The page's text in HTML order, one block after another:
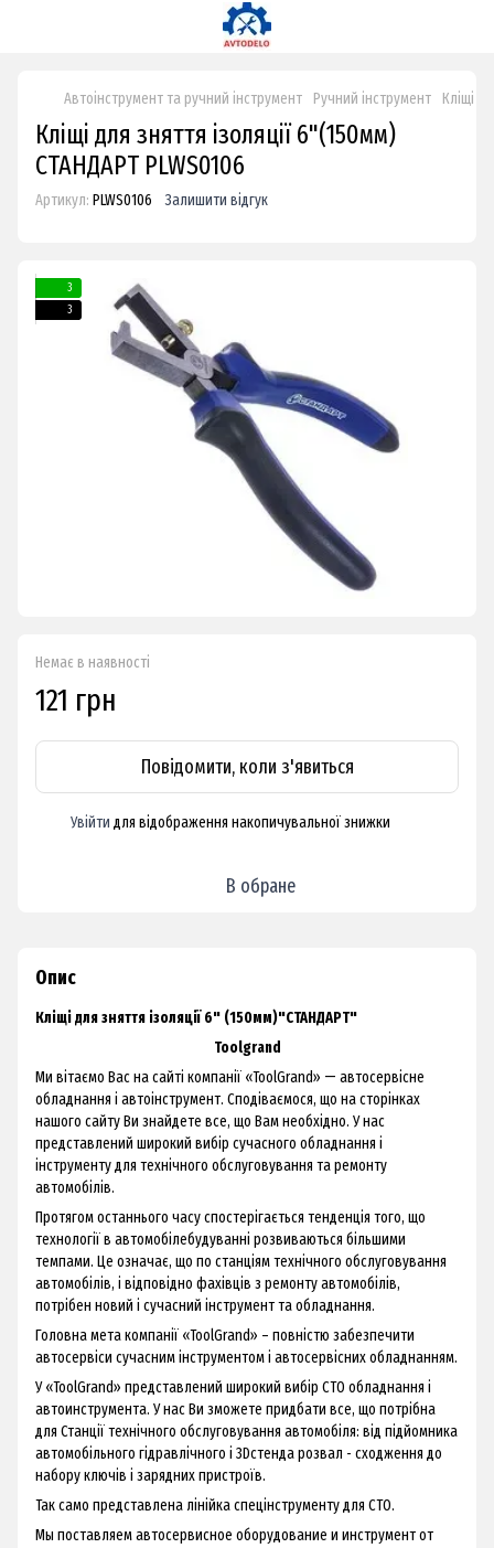
Автоінструмент та ручний інструмент Ручний інструмент Кліщі
Кліщі для зняття ізоляції 6"(150мм)
СТАНДАРТ PLWS0106
Артикул: PLWS0106 Залишити відгук
3
3
Немає в наявності
121 грн
Повідомити, коли з'явиться
Увійти для відображення накопичувальної знижки
В обране
Опис
Кліщі для зняття ізоляції 6" (150мм)"СТАНДАРТ"
Toolgrand
Ми вітаємо Вас на сайті компанії «ToolGrand» ― автосервісне
обладнання і автоінструмент. Сподіваємося, що на сторінках
нашого сайту Ви знайдете все, що Вам необхідно. У нас
представлений широкий вибір сучасного обладнання і
інструменту для технічного обслуговування та ремонту
автомобілів.
Протягом останнього часу спостерігається тенденція того, що
технології в автомобілебудуванні розвиваються більшими
темпами. Це означає, що по станціям технічного обслуговування
автомобілів, і відповідно фахівців з ремонту автомобілів,
потрібен новий і сучасний інструмент та обладнання.
Головна мета компанії «ToolGrand» – повністю забезпечити
автосервіси сучасним інструментом і автосервісних обладнанням.
У «ToolGrand» представлений широкий вибір СТО обладнання і
автоинструмента. У нас Ви зможете придбати все, що потрібна
для Станції технічного обслуговування автомобіля: від підйомника
автомобільного гідравлічного і 3Dстенда розвал - сходження до
набору ключів і зарядних пристроїв.
Так само представлена лінійка спецінструменту для СТО.
Мы поставляем автосервисное оборудование и инструмент от